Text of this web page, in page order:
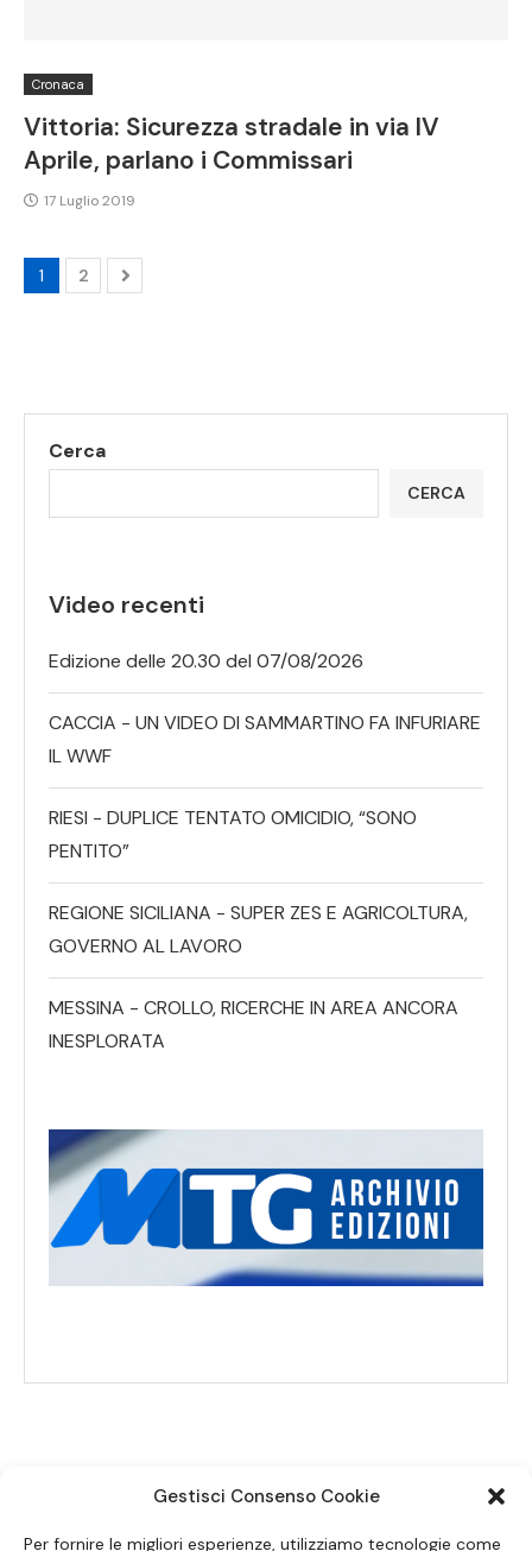
Gestisci Consenso Cookie
Per fornire le migliori esperienze, utilizziamo tecnologie come
Cronaca
Vittoria: Sicurezza stradale in via IV
Aprile, parlano i Commissari
17 Luglio 2019
1 2
Cerca
CERCA
Video recenti
Edizione delle 20.30 del 07/08/2026
CACCIA - UN VIDEO DI SAMMARTINO FA INFURIARE
IL WWF
RIESI - DUPLICE TENTATO OMICIDIO, “SONO
PENTITO”
REGIONE SICILIANA - SUPER ZES E AGRICOLTURA,
GOVERNO AL LAVORO
MESSINA - CROLLO, RICERCHE IN AREA ANCORA
INESPLORATA
SEGUICI SUI SOCIAL